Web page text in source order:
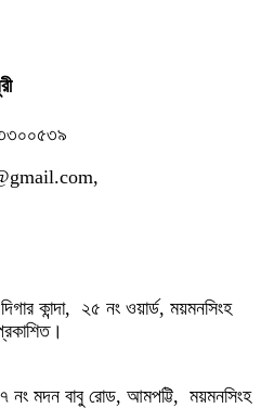
দিগার কান্দা, ২৫ নং ওয়ার্ড, ময়মনসিংহ
৭ নং মদন বাবু রোড, আমপট্টি, ময়মনসিংহ